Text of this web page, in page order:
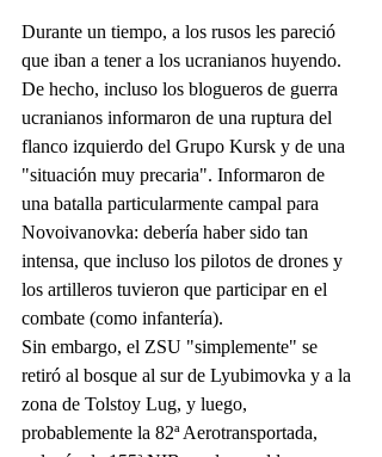
Durante un tiempo, a los rusos les pareció
que iban a tener a los ucranianos huyendo.
De hecho, incluso los blogueros de guerra
ucranianos informaron de una ruptura del
flanco izquierdo del Grupo Kursk y de una
"situación muy precaria". Informaron de
una batalla particularmente campal para
Novoivanovka: debería haber sido tan
intensa, que incluso los pilotos de drones y
los artilleros tuvieron que participar en el
combate (como infantería).
Sin embargo, el ZSU "simplemente" se
retiró al bosque al sur de Lyubimovka y a la
zona de Tolstoy Lug, y luego,
probablemente la 82ª Aerotransportada,